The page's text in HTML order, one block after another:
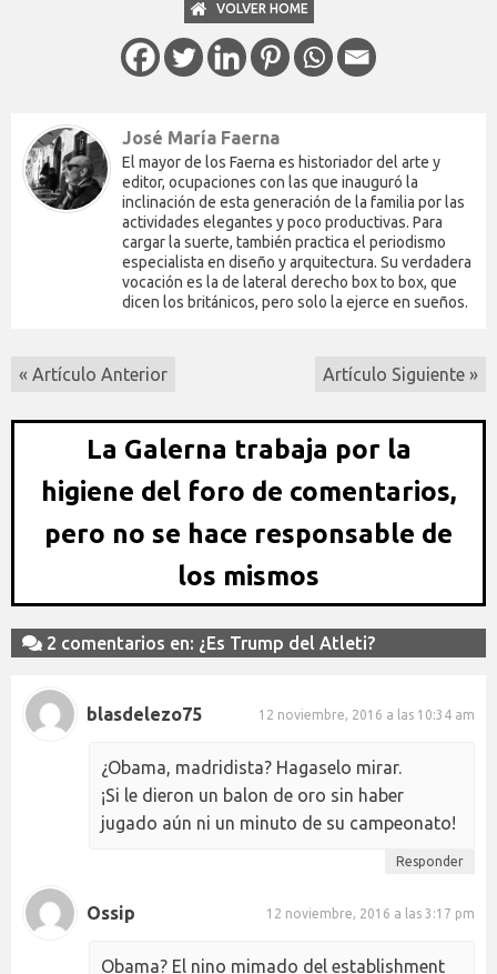
VOLVER HOME
José María Faerna
El mayor de los Faerna es historiador del arte y
editor, ocupaciones con las que inauguró la
inclinación de esta generación de la familia por las
actividades elegantes y poco productivas. Para
cargar la suerte, también practica el periodismo
especialista en diseño y arquitectura. Su verdadera
vocación es la de lateral derecho box to box, que
dicen los británicos, pero solo la ejerce en sueños.
« Artículo Anterior Artículo Siguiente »
La Galerna trabaja por la
higiene del foro de comentarios,
pero no se hace responsable de
los mismos
2 comentarios en: ¿Es Trump del Atleti?
blasdelezo75 12 noviembre, 2016 a las 10:34 am
¿Obama, madridista? Hagaselo mirar.
¡Si le dieron un balon de oro sin haber
jugado aún ni un minuto de su campeonato!
Responder
Ossip 12 noviembre, 2016 a las 3:17 pm
Obama? El nino mimado del establishment